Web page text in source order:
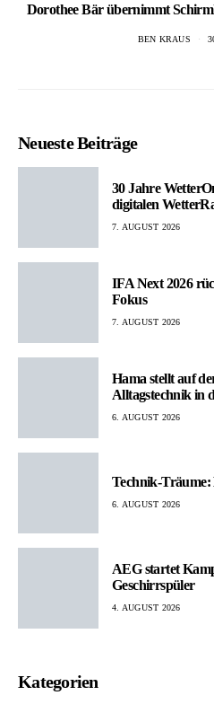
Dorothee Bär übernimmt
BEN KRAUS
Neueste Beiträge
30 Jahre
digitalen
7. AUGUST 2026
IFA Next 2026
Fokus
7. AUGUST 2026
Hama stellt auf
Alltagstechnik in
6. AUGUST 2026
Technik-Träume:
6. AUGUST 2026
AEG startet
Geschirrspüler
4. AUGUST 2026
Kategorien